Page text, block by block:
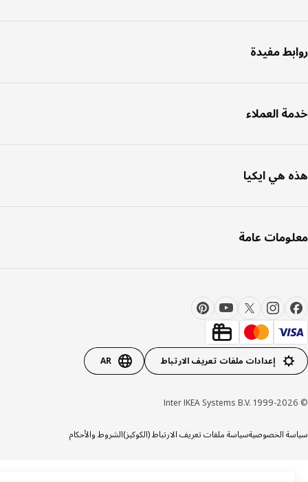
مفيدة
العملاء
هي ايكيا
عامة
إعدادات ملفات تعريف الارتباط AR
الخصوصيةسياسة ملفات تعريف الارتباط (الكوكيز)الشروط والأحكام